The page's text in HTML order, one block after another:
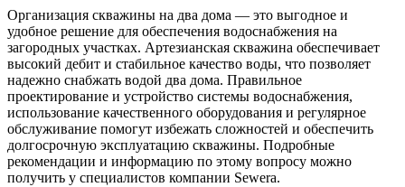
Организация скважины на два дома — это выгодное и
удобное решение для обеспечения водоснабжения на
загородных участках. Артезианская скважина обеспечивает
высокий дебит и стабильное качество воды, что позволяет
надежно снабжать водой два дома. Правильное
проектирование и устройство системы водоснабжения,
использование качественного оборудования и регулярное
обслуживание помогут избежать сложностей и обеспечить
долгосрочную эксплуатацию скважины. Подробные
рекомендации и информацию по этому вопросу можно
получить у специалистов компании Sewera.